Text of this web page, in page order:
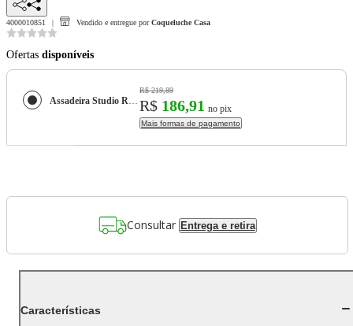
4000010851 Vendido e entregue por Coqueluche Casa
Ofertas disponíveis
Assadeira Studio Retangular Laranja 25X20x6,5Cm 2,6 Litros - Hercules
R$ 219,89
R$ 186,91 no pix
Mais formas de pagamento
Consultar Entrega e retira
Características